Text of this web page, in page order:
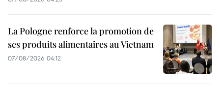
La Pologne renforce la promotion de
ses produits alimentaires au Vietnam
07/08/2026 04:12